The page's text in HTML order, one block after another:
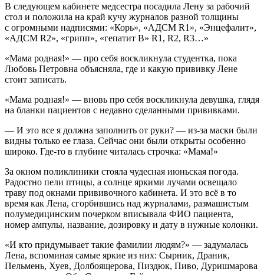
В следующем кабинете медсестра посадила Лену за рабочий
стол и положила на край кучу журналов разной толщины
с огромными надписями: «Корь», «АДСМ R1», «Энцефалит»,
«АДСМ R2», «грипп», «гепатит В» R1, R2, R3…»
«Мама родная!» — про себя воскликнула студентка, пока
Любовь Петровна объясняла, где и какую прививку Лене
стоит записать.
«Мама родная!» — вновь про себя воскликнула девушка, глядя
на бланки пациентов с недавно сделанными прививками.
— И это все я должна заполнить от руки? — из-за маски были
видны только ее глаза. Сейчас они были открыты особенно
широко. Где-то в глубине читалась строчка: «Мама!»
За окном поликлиники стояла чудесная июньская погода.
Радостно пели птицы, а солнце яркими лучами освещало
траву под окнами прививочного кабинета. И это всё в то
время как Лена, сгорбившись над журналами, размашистым
полумедицинским почерком вписывала ФИО пациента,
номер ампулы, название, дозировку и дату в нужные колонки.
«И кто придумывает такие фамилии людям?» — задумалась
Лена, вспоминая самые яркие из них: Сырник, Драник,
Пельмень, Хуев, Долбоящерова, Пиздюк, Пиво, Дуришмарова